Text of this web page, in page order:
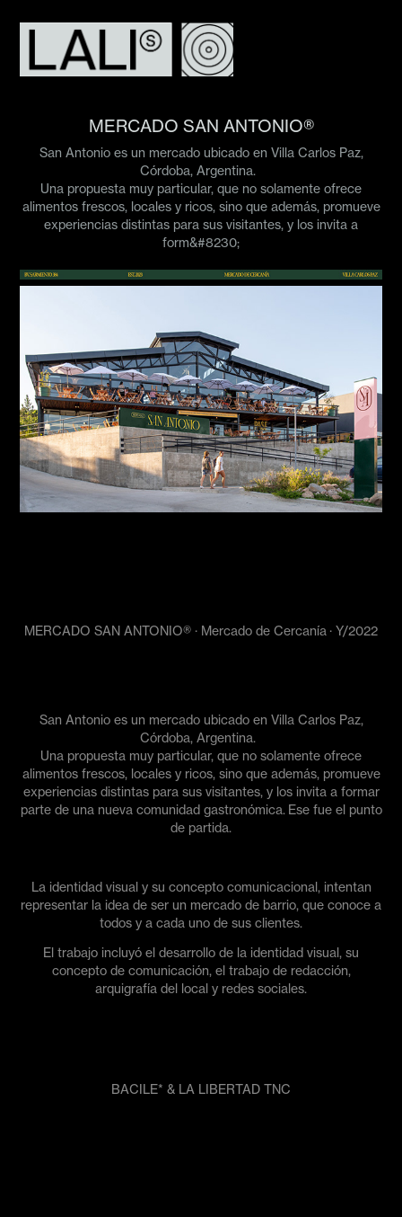
MERCADO SAN ANTONIO®
San Antonio es un mercado ubicado en Villa Carlos Paz,
Córdoba, Argentina.
Una propuesta muy particular, que no solamente ofrece
alimentos frescos, locales y ricos, sino que además, promueve
experiencias distintas para sus visitantes, y los invita a
form&#8230;
MERCADO SAN ANTONIO® · Mercado de Cercanía · Y/2022
San Antonio es un mercado ubicado en Villa Carlos Paz,
Córdoba, Argentina.
Una propuesta muy particular, que no solamente ofrece
alimentos frescos, locales y ricos, sino que además, promueve
experiencias distintas para sus visitantes, y los invita a formar
parte de una nueva comunidad gastronómica. Ese fue el punto
de partida.
La identidad visual y su concepto comunicacional, intentan
representar la idea de ser un mercado de barrio, que conoce a
todos y a cada uno de sus clientes.
El trabajo incluyó el desarrollo de la identidad visual, su
concepto de comunicación, el trabajo de redacción,
arquigrafía del local y redes sociales.
BACILE* & LA LIBERTAD TNC